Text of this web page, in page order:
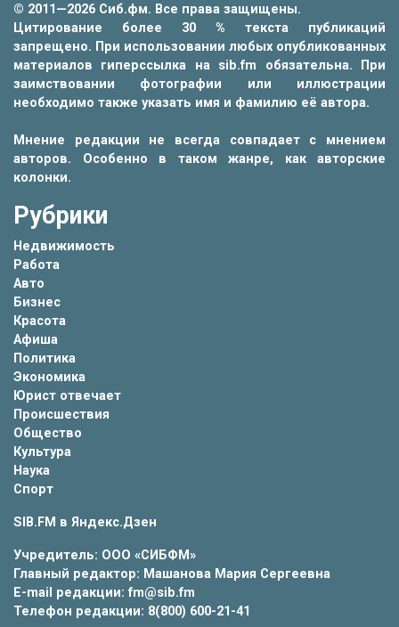
© 2011—2026 Сиб.фм. Все права защищены.
Цитирование более 30 % текста публикаций
запрещено. При использовании любых опубликованных
материалов гиперссылка на sib.fm обязательна. При
заимствовании фотографии или иллюстрации
необходимо также указать имя и фамилию её автора.
Мнение редакции не всегда совпадает с мнением
авторов. Особенно в таком жанре, как авторские
колонки.
Рубрики
Недвижимость
Работа
Авто
Бизнес
Красота
Афиша
Политика
Экономика
Юрист отвечает
Происшествия
Общество
Культура
Наука
Спорт
SIB.FM в Яндекс.Дзен
Учредитель: ООО «СИБФМ»
Главный редактор: Машанова Мария Сергеевна
E-mail редакции: fm@sib.fm
Телефон редакции: 8(800) 600-21-41